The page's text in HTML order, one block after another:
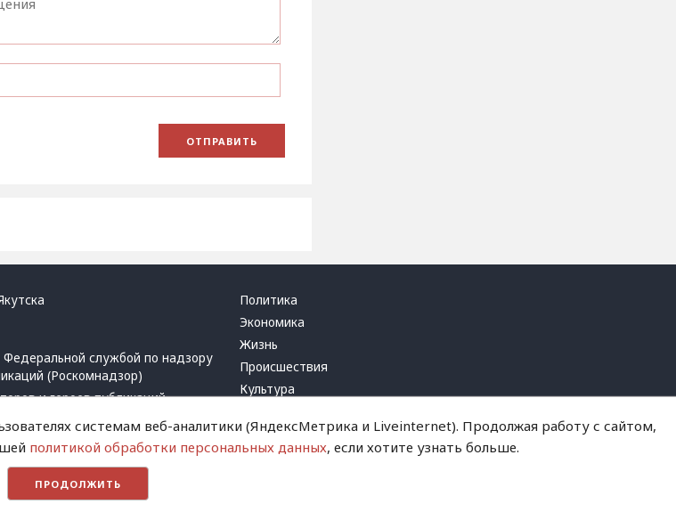
службой по надзору
(Роскомнадзор)
и героев публикаций.
сайт.
Политика
Экономика
Жизнь
Происшествия
Культура
Криминал
Успех
системам веб-аналитики (ЯндексМетрика и Liveinternet). Продолжая работу с сайтом,
политикой обработки персональных данных, если хотите узнать больше.
ПРОДОЛЖИТЬ